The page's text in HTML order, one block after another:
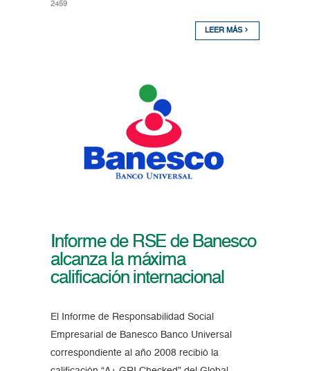
2459
LEER MÁS
Informe de RSE de Banesco
alcanza la máxima
calificación internacional
El Informe de Responsabilidad Social
Empresarial de Banesco Banco Universal
correspondiente al año 2008 recibió la